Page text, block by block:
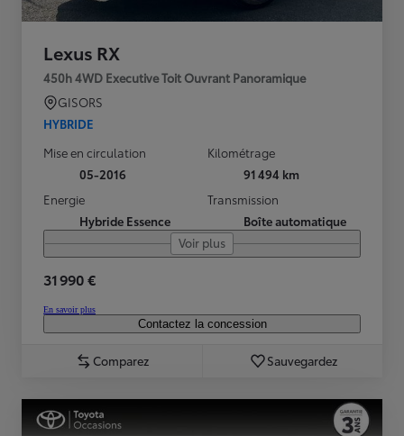
Lexus RX
450h 4WD Executive Toit Ouvrant Panoramique
GISORS
HYBRIDE
Mise en circulation
05-2016
Kilométrage
91 494 km
Energie
Hybride Essence
Transmission
Boîte automatique
Voir plus
31 990 €
En savoir plus
Contactez la concession
Comparez Sauvegardez